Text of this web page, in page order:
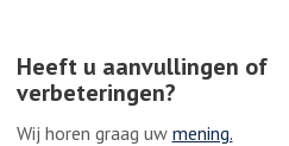
Heeft u aanvullingen of
verbeteringen?
Wij horen graag uw mening.